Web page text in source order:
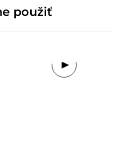
použiť